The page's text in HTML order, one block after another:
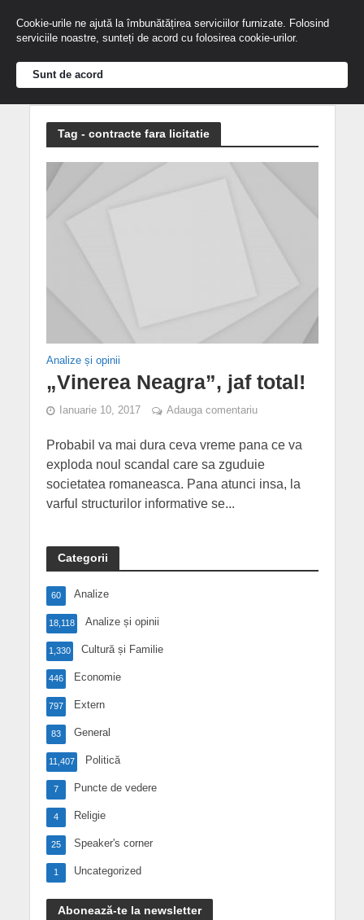
Tag - contracte fara licitatie
Analize și opinii
„Vinerea Neagra”, jaf total!
Ianuarie 10, 2017 Adauga comentariu
Probabil va mai dura ceva vreme pana ce va
exploda noul scandal care sa zguduie
societatea romaneasca. Pana atunci insa, la
varful structurilor informative se...
Categorii
Analize
60
Analize și opinii
18,118
Cultură și Familie
1,330
Economie
446
Extern
797
General
83
Politică
11,407
Puncte de vedere
7
Religie
4
Speaker's corner
25
Uncategorized
1
Abonează-te la newsletter
Cookie-urile ne ajută la îmbunătățirea serviciilor furnizate. Folosind
serviciile noastre, sunteți de acord cu folosirea cookie-urilor.
Sunt de acord